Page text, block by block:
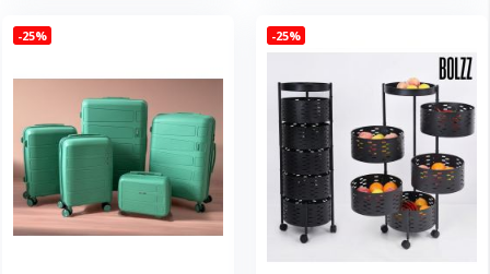
-25% -25%